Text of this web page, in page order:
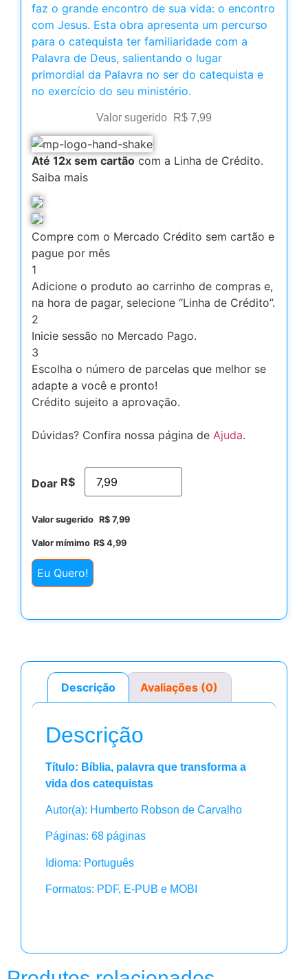
faz o grande encontro de sua vida: o encontro
com Jesus. Esta obra apresenta um percurso
para o catequista ter familiaridade com a
Palavra de Deus, salientando o lugar
primordial da Palavra no ser do catequista e
no exercício do seu ministério.
Valor sugerido R$ 7,99
Até 12x sem cartão com a Linha de Crédito.
Saiba mais
Compre com o Mercado Crédito sem cartão e
pague por mês
1
Adicione o produto ao carrinho de compras e,
na hora de pagar, selecione “Linha de Crédito”.
2
Inicie sessão no Mercado Pago.
3
Escolha o número de parcelas que melhor se
adapte a você e pronto!
Crédito sujeito a aprovação.
Dúvidas? Confira nossa página de Ajuda.
Doar R$
Valor sugerido R$ 7,99
Valor mímimo R$ 4,99
Eu Quero!
Descrição Avaliações (0)
Descrição
Título: Bíblia, palavra que transforma a
vida dos catequistas
Autor(a): Humberto Robson de Carvalho
Páginas: 68 páginas
Idioma: Português
Formatos: PDF, E-PUB e MOBI